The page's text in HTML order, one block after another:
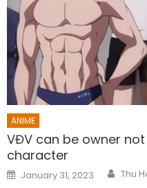
ANIME
VĐV can be owner
character
Posted
on
January 31, 2023 Thu